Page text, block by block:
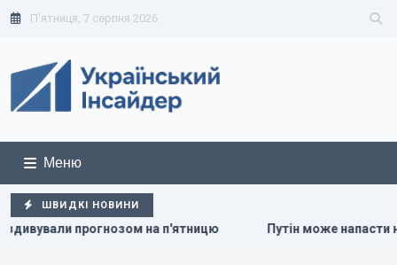
П'ятниця, 7 серпня 2026
Меню
ШВИДКІ НОВИНИ
на п'ятницю Путін може напасти на НАТО вже